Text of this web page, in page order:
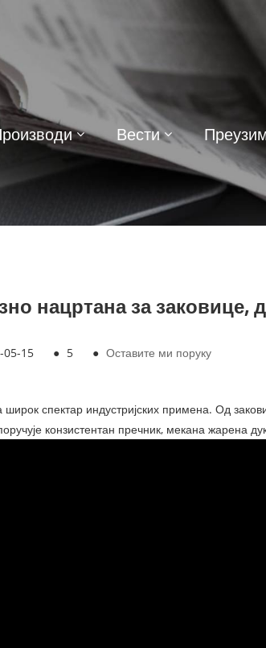
Вести
нацртана за заковице,
05-15 ● 5 ● Оставите ми поруку
широк спектар индустријских примена. Од
конзистентан пречник, мекана жарена